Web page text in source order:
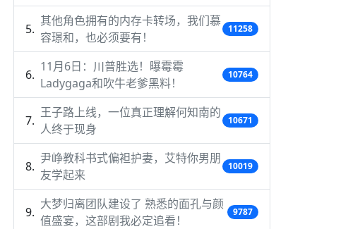
其他角色拥有的内存卡转场，我们慕
容璟和，也必须要有！
11258
11月6日：川普胜选！曝霉霉
Ladygaga和吹牛老爹黑料！
10764
王子路上线，一位真正理解何知南的
人终于现身
10671
尹峥教科书式偏袒护妻，艾特你男朋
友学起来
10019
大梦归离团队建设了 熟悉的面孔与颜
值盛宴，这部剧我必定追看！
9787